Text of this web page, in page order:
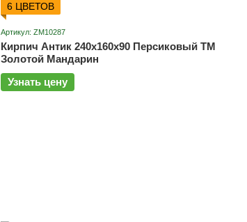
6 ЦВЕТОВ
Артикул: ZM10287
Кирпич Антик 240х160х90 Персиковый ТМ
Золотой Мандарин
Узнать цену